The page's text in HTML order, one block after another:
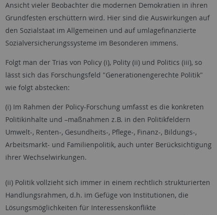
Ansicht vieler Beobachter die modernen Demokratien in ihren
Grundfesten erschüttern wird. Hier sind die Auswirkungen auf
den Sozialstaat im Allgemeinen und auf umlagefinanzierte
Sozialversicherungssysteme im Besonderen immens.
Folgt man der Trias von Policy (i), Polity (ii) und Politics (iii), so
lässt sich das Forschungsfeld "Generationengerechte Politik"
wie folgt abstecken:
(i) Im Rahmen der Policy-Forschung umfasst es die konkreten
Politikinhalte und –maßnahmen z.B. in den Politikfeldern
Umwelt-, Renten-, Gesundheits-, Pflege-, Finanz-, Bildungs-,
Arbeitsmarkt- und Familienpolitik, auch unter Berücksichtigung
ihrer Wechselwirkungen.
(ii) Politik vollzieht sich immer in einem rechtlich strukturierten
Handlungsrahmen, d.h. im Gefüge von Institutionen, die
Lösungsmöglichkeiten für Interessenskonflikte